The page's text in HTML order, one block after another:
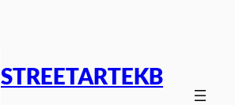
STREETARTEKB